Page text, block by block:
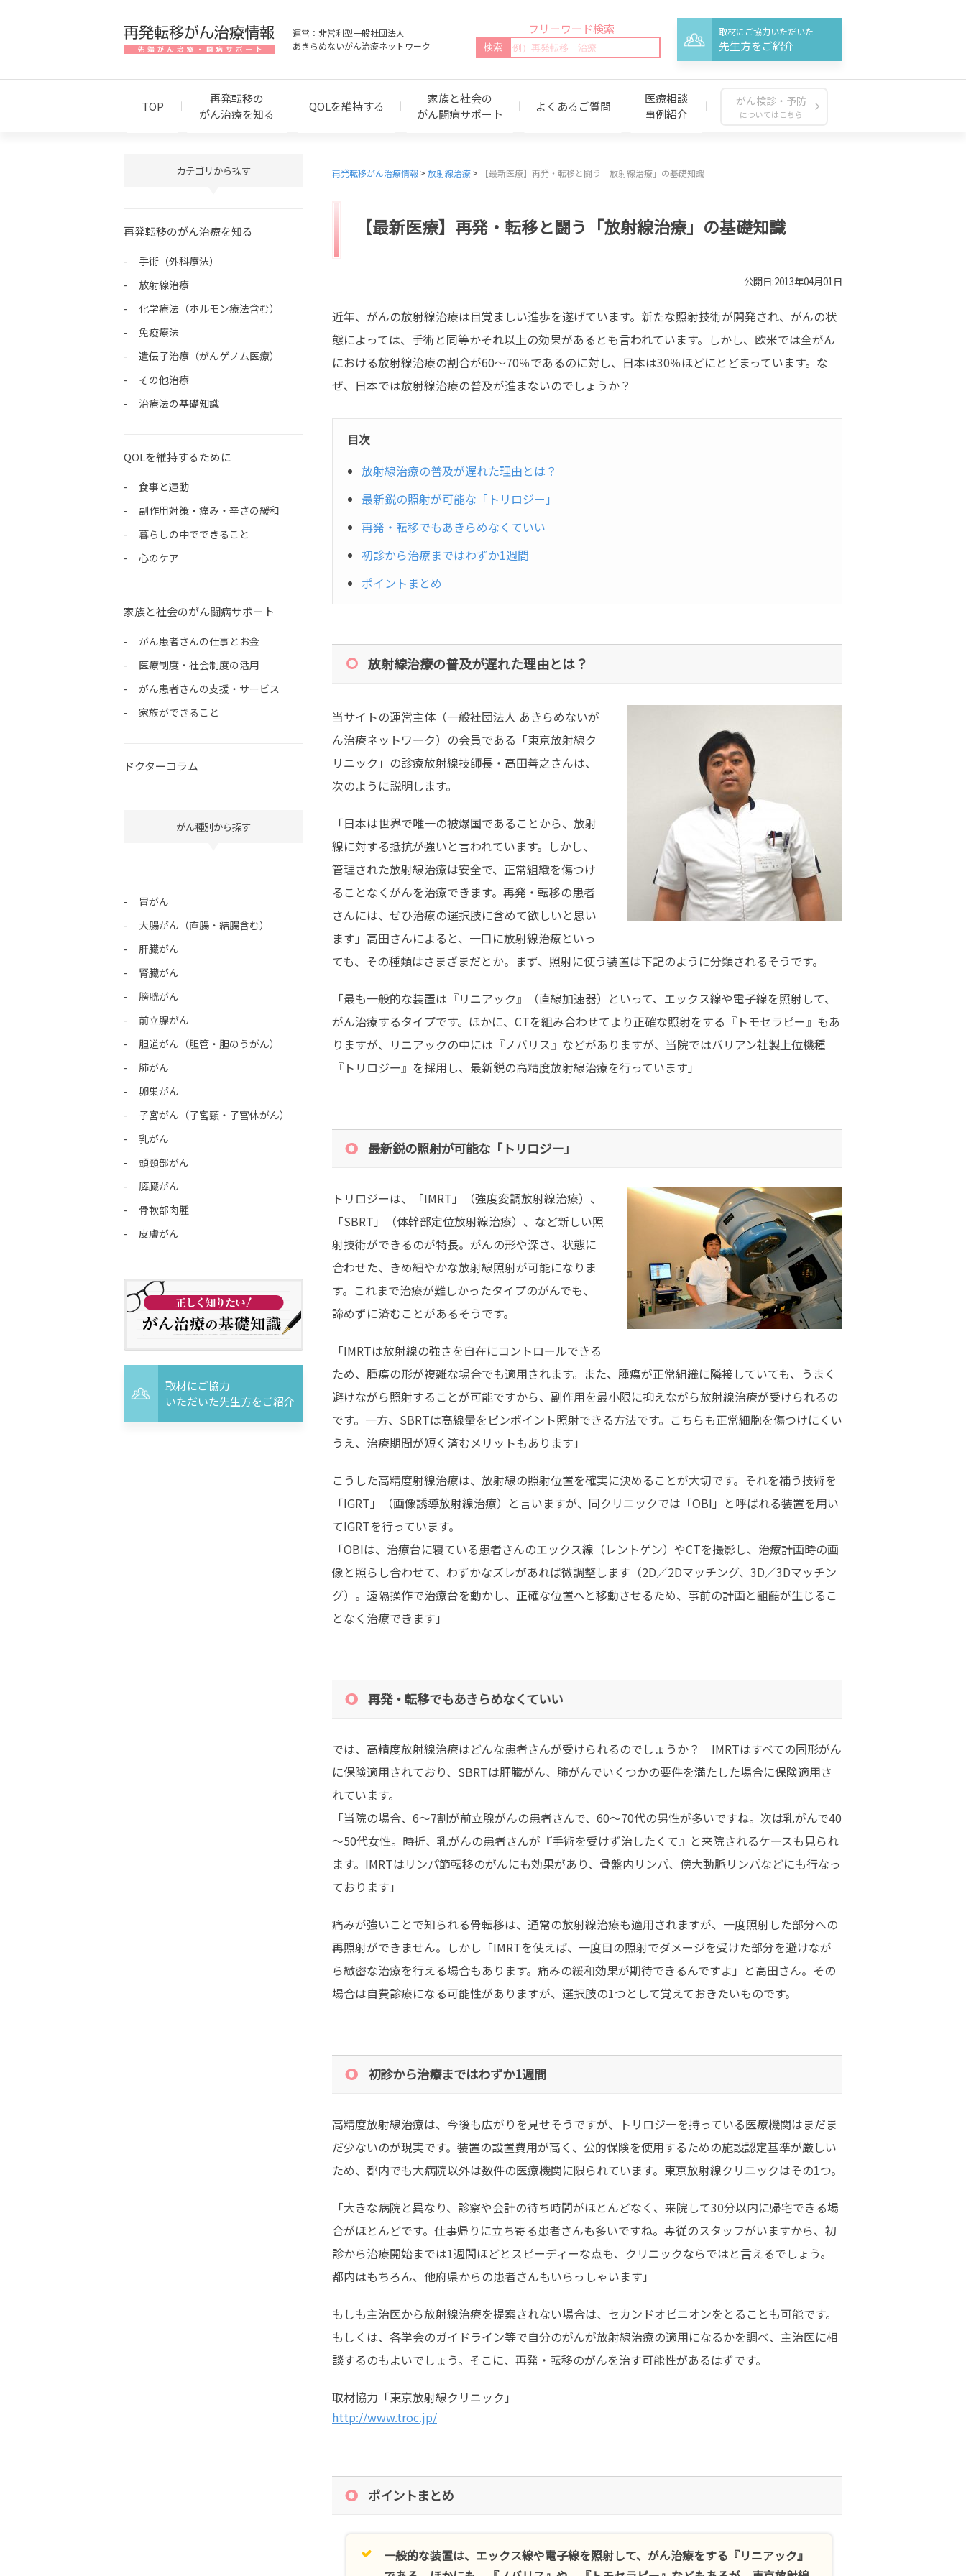
運営：非営利型一般社団法人
あきらめないがん治療ネットワーク
フリーワード検索 取材にご協力いただいた
先生方をご紹介
TOP
再発転移の
がん治療を知る
QOLを維持する
家族と社会の
がん闘病サポート
よくあるご質問
医療相談
事例紹介
がん検診・予防
についてはこちら
再発転移がん治療情報 放射線治療 【最新医療】再発・転移と闘う「放射線治療」の基礎知識
【最新医療】再発・転移と闘う「放射線治療」の基礎知識
公開日:2013年04月01日
近年、がんの放射線治療は目覚ましい進歩を遂げています。新たな照射技術が開発され、がんの状
態によっては、手術と同等かそれ以上の効果があるとも言われています。しかし、欧米では全がん
における放射線治療の割合が60～70％であるのに対し、日本は30％ほどにとどまっています。な
ぜ、日本では放射線治療の普及が進まないのでしょうか？
目次
放射線治療の普及が遅れた理由とは？
最新鋭の照射が可能な「トリロジー」
再発・転移でもあきらめなくていい
初診から治療まではわずか1週間
ポイントまとめ
放射線治療の普及が遅れた理由とは？
当サイトの運営主体（一般社団法人 あきらめないが
ん治療ネットワーク）の会員である「東京放射線ク
リニック」の診療放射線技師長・高田善之さんは、
次のように説明します。
「日本は世界で唯一の被爆国であることから、放射
線に対する抵抗が強いと言われています。しかし、
管理された放射線治療は安全で、正常組織を傷つけ
ることなくがんを治療できます。再発・転移の患者
さんには、ぜひ治療の選択肢に含めて欲しいと思い
ます」高田さんによると、一口に放射線治療といっ
ても、その種類はさまざまだとか。まず、照射に使う装置は下記のように分類されるそうです。
「最も一般的な装置は『リニアック』（直線加速器）といって、エックス線や電子線を照射して、
がん治療するタイプです。ほかに、CTを組み合わせてより正確な照射をする『トモセラピー』もあ
りますが、リニアックの中には『ノバリス』などがありますが、当院ではバリアン社製上位機種
『トリロジー』を採用し、最新鋭の高精度放射線治療を行っています」
最新鋭の照射が可能な「トリロジー」
トリロジーは、「IMRT」（強度変調放射線治療）、
「SBRT」（体幹部定位放射線治療）、など新しい照
射技術ができるのが特長。がんの形や深さ、状態に
合わせた、きめ細やかな放射線照射が可能になりま
す。これまで治療が難しかったタイプのがんでも、
諦めずに済むことがあるそうです。
「IMRTは放射線の強さを自在にコントロールできる
ため、腫瘍の形が複雑な場合でも適用されます。また、腫瘍が正常組織に隣接していても、うまく
避けながら照射することが可能ですから、副作用を最小限に抑えながら放射線治療が受けられるの
です。一方、SBRTは高線量をピンポイント照射できる方法です。こちらも正常細胞を傷つけにくい
うえ、治療期間が短く済むメリットもあります」
こうした高精度射線治療は、放射線の照射位置を確実に決めることが大切です。それを補う技術を
「IGRT」（画像誘導放射線治療）と言いますが、同クリニックでは「OBI」と呼ばれる装置を用い
てIGRTを行っています。
「OBIは、治療台に寝ている患者さんのエックス線（レントゲン）やCTを撮影し、治療計画時の画
像と照らし合わせて、わずかなズレがあれば微調整します（2D／2Dマッチング、3D／3Dマッチン
グ）。遠隔操作で治療台を動かし、正確な位置へと移動させるため、事前の計画と齟齬が生じるこ
となく治療できます」
再発・転移でもあきらめなくていい
では、高精度放射線治療はどんな患者さんが受けられるのでしょうか？ IMRTはすべての固形がん
に保険適用されており、SBRTは肝臓がん、肺がんでいくつかの要件を満たした場合に保険適用さ
れています。
「当院の場合、6～7割が前立腺がんの患者さんで、60～70代の男性が多いですね。次は乳がんで40
～50代女性。時折、乳がんの患者さんが『手術を受けず治したくて』と来院されるケースも見られ
ます。IMRTはリンパ節転移のがんにも効果があり、骨盤内リンパ、傍大動脈リンパなどにも行なっ
ております」
痛みが強いことで知られる骨転移は、通常の放射線治療も適用されますが、一度照射した部分への
再照射ができません。しかし「IMRTを使えば、一度目の照射でダメージを受けた部分を避けなが
ら緻密な治療を行える場合もあります。痛みの緩和効果が期待できるんですよ」と高田さん。その
場合は自費診療になる可能性がありますが、選択肢の1つとして覚えておきたいものです。
初診から治療まではわずか1週間
高精度放射線治療は、今後も広がりを見せそうですが、トリロジーを持っている医療機関はまだま
だ少ないのが現実です。装置の設置費用が高く、公的保険を使用するための施設認定基準が厳しい
ため、都内でも大病院以外は数件の医療機関に限られています。東京放射線クリニックはその1つ。
「大きな病院と異なり、診察や会計の待ち時間がほとんどなく、来院して30分以内に帰宅できる場
合がほとんどです。仕事帰りに立ち寄る患者さんも多いですね。専従のスタッフがいますから、初
診から治療開始までは1週間ほどとスピーディーな点も、クリニックならではと言えるでしょう。
都内はもちろん、他府県からの患者さんもいらっしゃいます」
もしも主治医から放射線治療を提案されない場合は、セカンドオピニオンをとることも可能です。
もしくは、各学会のガイドライン等で自分のがんが放射線治療の適用になるかを調べ、主治医に相
談するのもよいでしょう。そこに、再発・転移のがんを治す可能性があるはずです。
取材協力「東京放射線クリニック」
http://www.troc.jp/
ポイントまとめ
一般的な装置は、エックス線や電子線を照射して、がん治療をする『リニアック』
カテゴリから探す
再発転移のがん治療を知る
手術（外科療法）
放射線治療
化学療法（ホルモン療法含む）
免疫療法
遺伝子治療（がんゲノム医療）
その他治療
治療法の基礎知識
QOLを維持するために
食事と運動
副作用対策・痛み・辛さの緩和
暮らしの中でできること
心のケア
家族と社会のがん闘病サポート
がん患者さんの仕事とお金
医療制度・社会制度の活用
がん患者さんの支援・サービス
家族ができること
ドクターコラム
がん種別から探す
胃がん
大腸がん（直腸・結腸含む）
肝臓がん
腎臓がん
膀胱がん
前立腺がん
胆道がん（胆管・胆のうがん）
肺がん
卵巣がん
子宮がん（子宮頸・子宮体がん）
乳がん
頭頸部がん
膵臓がん
骨軟部肉腫
皮膚がん
取材にご協力
いただいた先生方をご紹介